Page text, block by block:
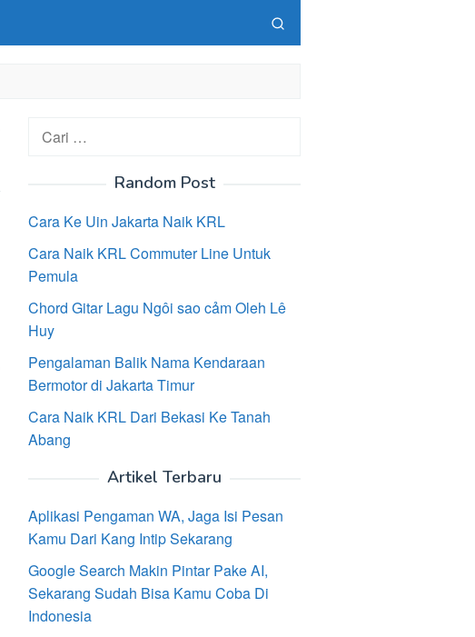
Cari
Random Post
Cara Ke Uin Jakarta Naik KRL
Cara Naik KRL Commuter Line Untuk
Pemula
Chord Gitar Lagu Ngôi sao cảm Oleh Lê
Huy
Pengalaman Balik Nama Kendaraan
Bermotor di Jakarta Timur
Cara Naik KRL Dari Bekasi Ke Tanah
Abang
Artikel Terbaru
Aplikasi Pengaman WA, Jaga Isi Pesan
Kamu Dari Kang Intip Sekarang
Google Search Makin Pintar Pake AI,
Sekarang Sudah Bisa Kamu Coba Di
Indonesia